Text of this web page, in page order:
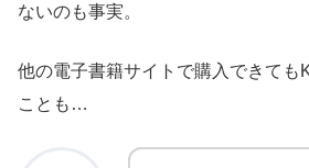
ないのも事実。
他の電子書籍サイトで購入できても
ことも…